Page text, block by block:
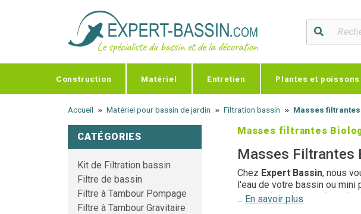
Construction Matériel Entretien Plantes et poissons
Accueil Matériel pour bassin de jardin Filtration bassin Masses
CATÉGORIES
Kit de Filtration bassin
Filtre de bassin
Filtre à Tambour Pompage
Filtre à Tambour Gravitaire
Masses filtrantes
Masses Filtrantes
Chez Expert Bassin, nous
l'eau de votre bassin ou mini
maintenir un écosystème
... En savoir plus